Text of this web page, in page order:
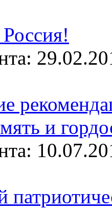
и